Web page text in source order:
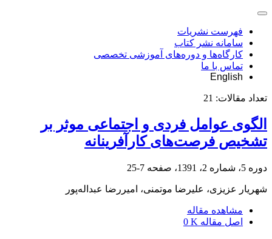
فهرست نشریات
سامانه نشر کتاب
کارگاه‌ها و دوره‌های آموزشی تخصصی
تماس با ما
English
تعداد مقالات: 21
الگوی عوامل فردی و اجتماعی موثر بر
تشخیص فرصت‌های کارآفرینانه
دوره 5، شماره 2، 1391، صفحه 7-25
شهریار عزیزی، علیرضا موتمنی، امیررضا عبداله‌پور
مشاهده مقاله
اصل مقاله 0 K